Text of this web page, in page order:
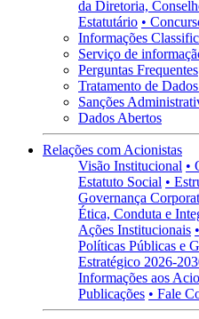
da Diretoria,
Estatutário •
Informações
Serviço de
Perguntas Frequentes
Tratamento de
Sanções
Dados Abertos
Relações com Acionistas
Visão Institucional •
Estatuto Social •
Governança
Ética, Conduta e
Ações Institucionais
Políticas Públicas e
Estratégico 2026-
Informações aos
Publicações • Fale